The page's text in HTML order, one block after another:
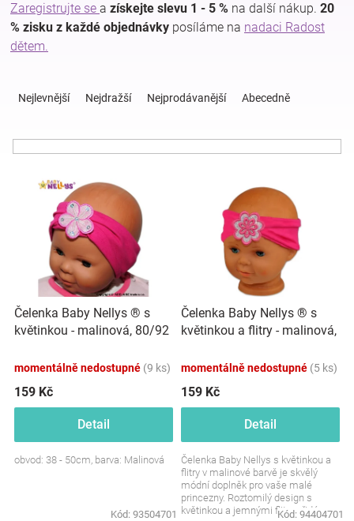
a
kojenecká
výbava
Hračky
zábava
oblečení
Značky
Zaregistrujte se a získejte slevu 1 - 5 % na další nákup. 20
% zisku z každé objednávky posíláme na nadaci Radost
dětem.
ů
Nejlevnější Nejdražší Nejprodávanější Abecedně
o
d
u
t
ů
Čelenka Baby Nellys ® s
květinkou - malinová, 80/92
momentálně nedostupné (9 ks)
159 Kč
Detail
obvod: 38 - 50cm, barva: Malinová
Kód: 93504701
Čelenka Baby Nellys ® s
květinkou a flitry - malinová,
momentálně nedostupné (5 ks)
159 Kč
Detail
Čelenka Baby Nellys s květinkou a
flitry v malinové barvě je skvělý
módní doplněk pro vaše malé
princezny. Roztomilý design s
květinkou a jemnými flitry přidá
Kód: 94404701